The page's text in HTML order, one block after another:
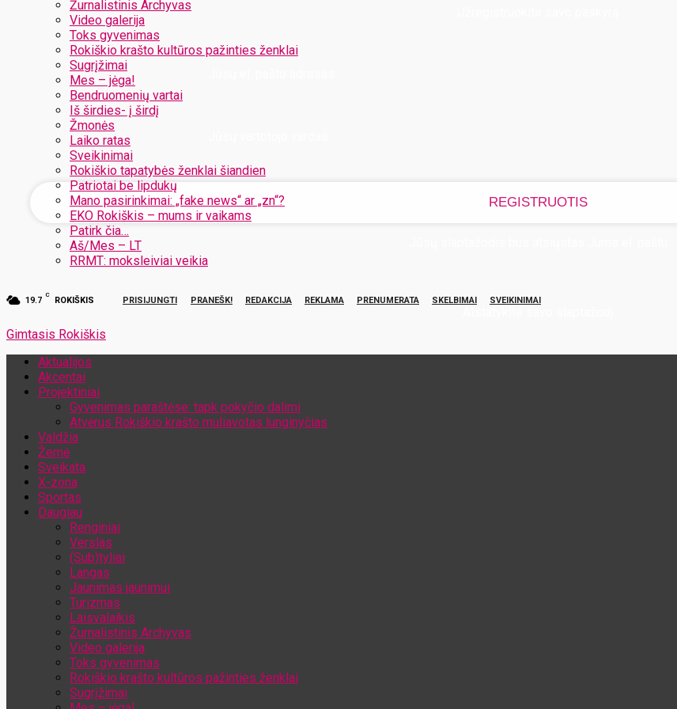
Žurnalistinis Archyvas
Video galerija
Toks gyvenimas
Rokiškio krašto kultūros pažinties ženklai
Sugrįžimai
Mes – jėga!
Bendruomenių vartai
Iš širdies- į širdį
Žmonės
Laiko ratas
Sveikinimai
Rokiškio tapatybės ženklai šiandien
Patriotai be lipdukų
Mano pasirinkimai: „fake news“ ar „zn“?
EKO Rokiškis – mums ir vaikams
Patirk čia…
Aš/Mes – LT
RRMT: moksleiviai veikia
19.7
C
ROKIŠKIS PRISIJUNGTI PRANEŠK! REDAKCIJA REKLAMA PRENUMERATA SKELBIMAI SVEIKINIMAI
Gimtasis Rokiškis
Aktualijos
Akcentai
Projektiniai
Gyvenimas paraštėse: tapk pokyčio dalimi
Atvėrus Rokiškio krašto muliavotas lunginyčias
Valdžia
Žemė
Sveikata
X-zona
Sportas
Daugiau
Renginiai
Verslas
(Sub)tyliai
Langas
Jaunimas jaunimui
Turizmas
Laisvalaikis
Žurnalistinis Archyvas
Video galerija
Toks gyvenimas
Rokiškio krašto kultūros pažinties ženklai
Sugrįžimai